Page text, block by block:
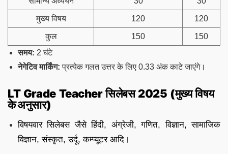
मुख्य विषय 120 120
कुल 150
150
समय: 2 घंटे
नेगेटिव मार्किंग: प्रत्येक गलत उत्तर के लिए 0.33 अंक काटे जाएंगे।
LT Grade Teacher सिलेबस 2025 (मुख्य विषय
के अनुसार)
विषयवार सिलेबस जैसे हिंदी, अंग्रेजी, गणित, विज्ञान, सामाजिक
विज्ञान, संस्कृत, उर्दू, कम्प्यूटर आदि।